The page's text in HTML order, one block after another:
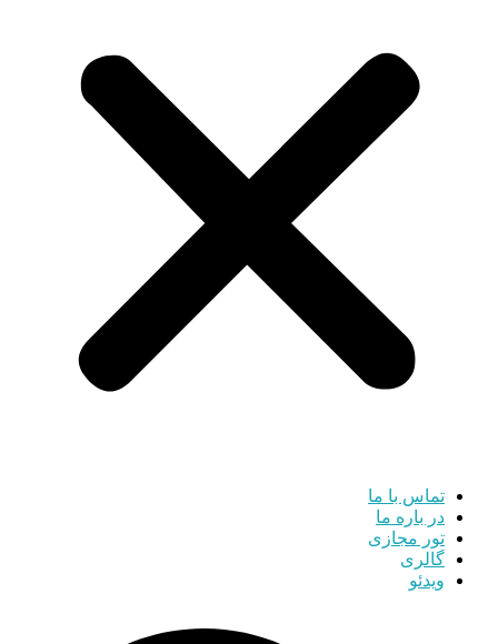
تماس با ما
در باره ما
تور مجازی
گالری
ویدئو